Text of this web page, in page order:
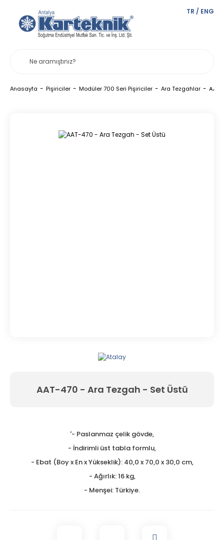
TR / ENG
Anasayfa Pişiriciler Modüler 700 Seri Pişiriciler Ara Tezgahlar
AAT-470 - Ara Tezgah - Set Üstü
'- Paslanmaz çelik gövde,
- İndirimli üst tabla formlu,
- Ebat (Boy x En x Yükseklik): 40,0 x 70,0 x 30,0 cm,
- Ağırlık: 16 kg,
- Menşei: Türkiye.